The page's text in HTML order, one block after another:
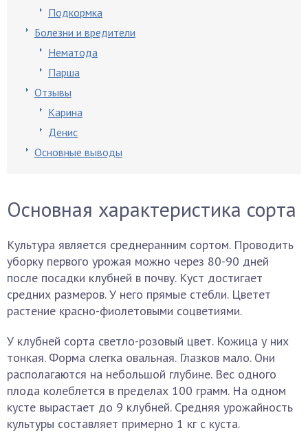
Подкормка
Болезни и вредители
Нематода
Парша
Отзывы
Карина
Денис
Основные выводы
Основная характеристика сорта
Культура является среднеранним сортом. Проводить
уборку первого урожая можно через 80-90 дней
после посадки клубней в почву. Куст достигает
средних размеров. У него прямые стебли. Цветет
растение красно-фиолетовыми соцветиями.
У клубней сорта светло-розовый цвет. Кожица у них
тонкая. Форма слегка овальная. Глазков мало. Они
располагаются на небольшой глубине. Вес одного
плода колеблется в пределах 100 грамм. На одном
кусте вырастает до 9 клубней. Средняя урожайность
культуры составляет примерно 1 кг с куста.